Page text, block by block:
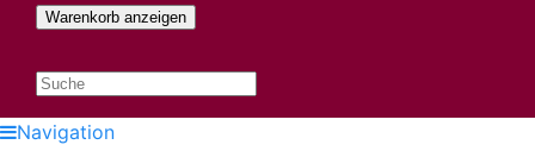
Navigation